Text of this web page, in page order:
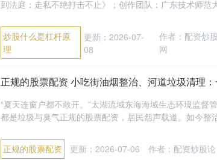
到法庭：走私不绝打击不止》；创作团队：广东技术师范
炒股什么是杠杆原
理
更新：2026-07-
08
作者：配资炒股
网
正规的股票配资 小吃街油烟整治、河道垃圾清理
“夏天连窗户都不敢开。”太湖流域东海海域生态环境监督
都是垃圾与臭气正规的股票配资，居民怨声载道。如今整
正规的股票配资 更新：2026-07-06 作者：配资炒股论